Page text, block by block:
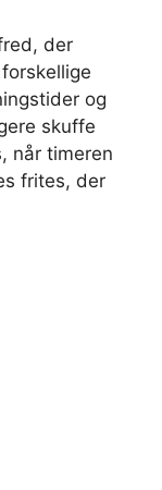
der
og
skuffe
når timeren
frites, der